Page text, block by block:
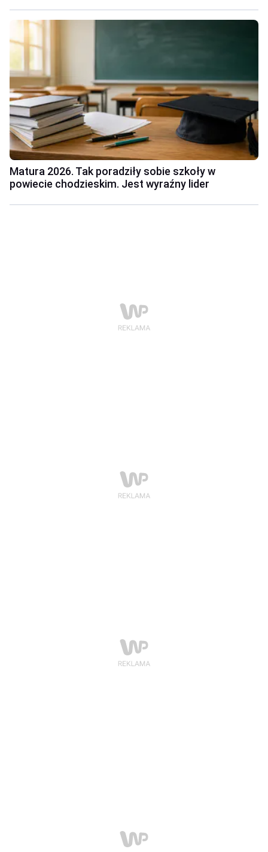
Matura 2026. Tak poradziły sobie szkoły w
powiecie chodzieskim. Jest wyraźny lider